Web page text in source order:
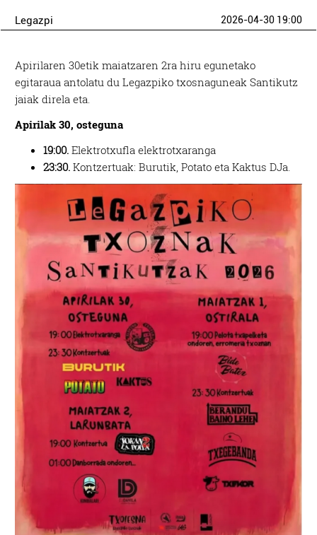
Legazpi 2026-04-30 19:00
Apirilaren 30etik maiatzaren 2ra hiru egunetako
egitaraua antolatu du Legazpiko txosnaguneak Santikutz
jaiak direla eta.
Apirilak 30, osteguna
19:00. Elektrotxufla elektrotxaranga
23:30. Kontzertuak: Burutik, Potato eta Kaktus DJa.